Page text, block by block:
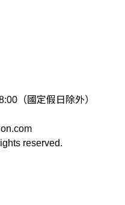
（國定假日除外）
reserved.